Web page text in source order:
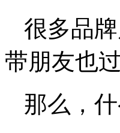
很多品
带朋友也
那么，